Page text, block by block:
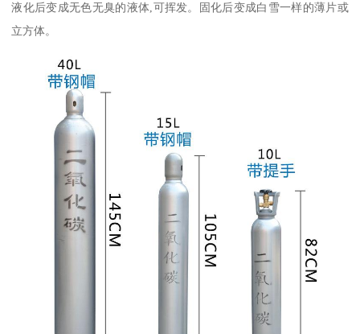
液化后变成无色无臭的液体,可挥发。固化后变成白雪一样的薄片或
立方体。